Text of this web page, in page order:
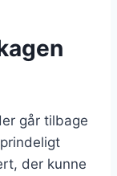
går tilbage
der kunne